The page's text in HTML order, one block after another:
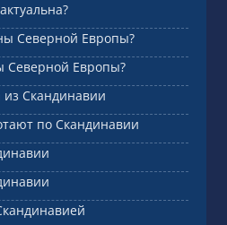
Северной Европы?
Северной Европы?
из Скандинавии
по Скандинавии